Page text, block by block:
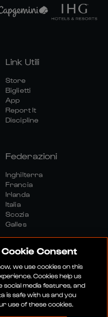
Link Utili
Store
Biglietti
App
Report It
Discipline
Federazioni
Inghilterra
Francia
Irlanda
Italia
Scozia
Galles
Sui Cookie
Consent
we use cookies on this
Cookies help us
media features, and
is safe with us and you
use of these cookies.